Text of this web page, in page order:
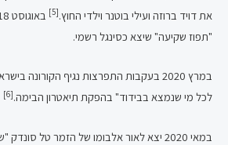
את דויד ברוזה ועילי בוטנר וילדי החוץ.[5]
"תפוז שקיעה" שיצא כסינגל רשמי.
במרץ 2020 בעקבות התפרצות נגיף הקורונה
לכל מי שנמצא בבידוד" בהפקת תיאטרון הבימה.[6]
במאי 2020 יצא לאור אלבומו של הזמר טל